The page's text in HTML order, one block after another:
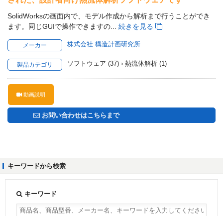
SolidWorksの画面内で、モデル作成から解析まで行うことができ
ます。同じGUIで操作できますの... 続きを見る
メーカー 株式会社 構造計画研究所
製品カテゴリ ソフトウェア (37) › 熱流体解析 (1)
動画説明
お問い合わせはこちらまで
キーワードから検索
キーワード